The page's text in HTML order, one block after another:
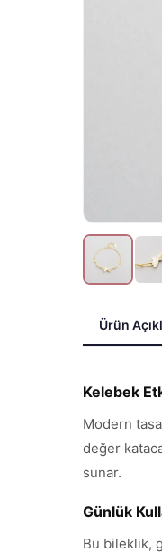
Ürün
Kelebek
Modern
değer
sunar.
Günlük
Bu bileklik,